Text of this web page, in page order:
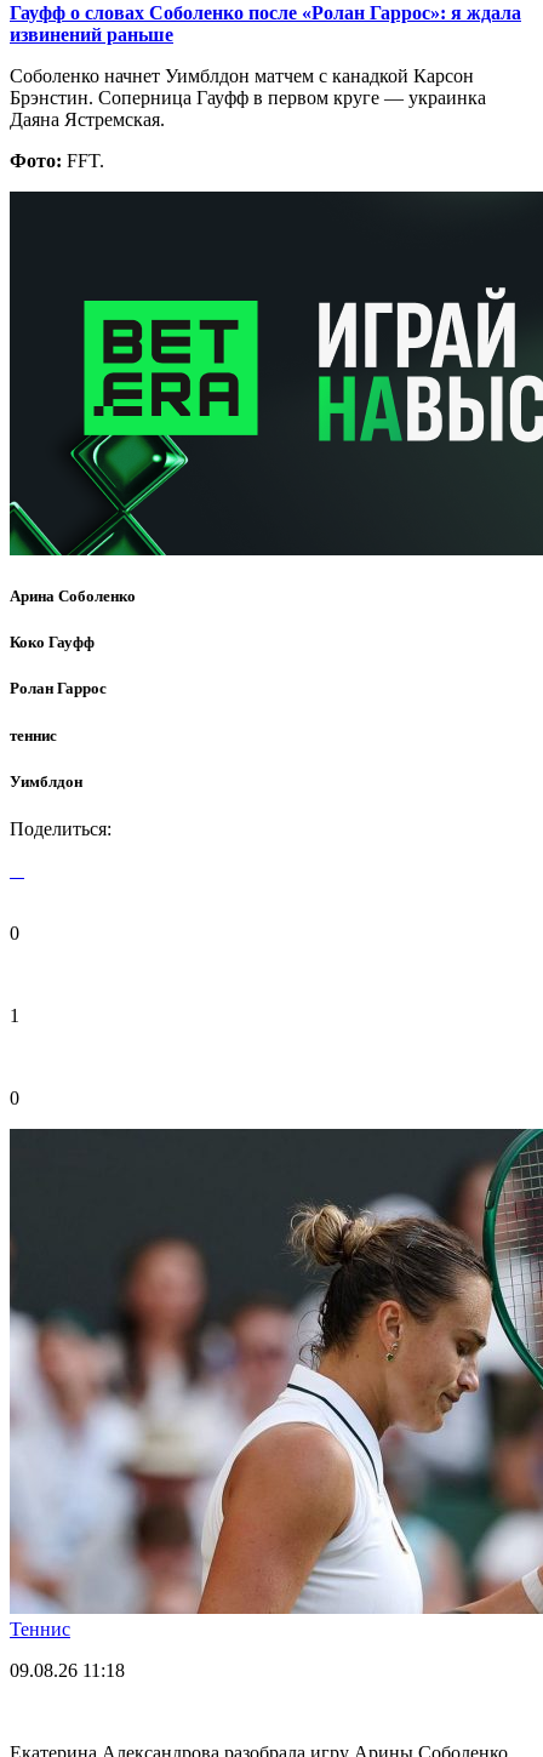
Гауфф о словах Соболенко после «Ролан Гаррос»: я ждала
извинений раньше
Соболенко начнет Уимблдон матчем с канадкой Карсон
Брэнстин. Соперница Гауфф в первом круге — украинка
Даяна Ястремская.
Фото: FFT.
Арина Соболенко
Коко Гауфф
Ролан Гаррос
теннис
Уимблдон
Поделиться:
0
1
0
Теннис
09.08.26 11:18
Екатерина Александрова разобрала игру Арины Соболенко